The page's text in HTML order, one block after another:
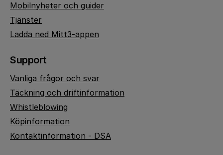
Mobilnyheter och guider
Tjänster
Ladda ned Mitt3-appen
Support
Vanliga frågor och svar
Täckning och driftinformation
Whistleblowing
Köpinformation
Kontaktinformation - DSA